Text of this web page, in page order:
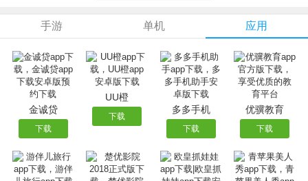
玩家在游戏中扮演一位西晋时期的正义少年，经过对自身意
志的艰苦磨练，与途中结识的伙伴共同成长，突破重重磨
难，击败魔族，完成拯救苍生的传奇。游戏中将出现丰富多
样的场景及各类魔物造型，让玩家可以充分感受到浓厚的历
史神话气息，以及深厚的中国文化背景。
【游戏福利】：
★上线送VIP4、8888钻石、100W金币；
★首充任意金额送超值大礼包（紫色一星装备*1、四级宝石
手游 单机 应用
金诚贷
下载
UU橙
下载
多多手机
下载
优骥教育
下载